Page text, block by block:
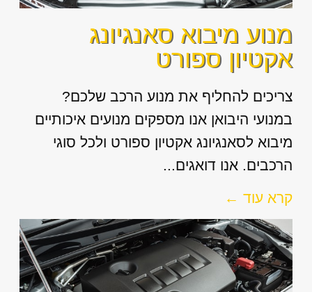
מנוע מיבוא סאנגיונג
אקטיון ספורט
צריכים להחליף את מנוע הרכב שלכם?
במנועי היבואן אנו מספקים מנועים איכותיים
מיבוא לסאנגיונג אקטיון ספורט ולכל סוגי
הרכבים. אנו דואגים...
קרא עוד ←